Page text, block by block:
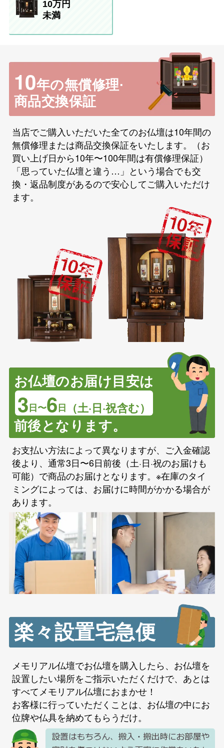
10万円
未満
10年の無償修理·
商品交換保証
当店でご購入いただいた全てのお仏壇は10年間の
無償修理または商品交換保証をいたします。（お
買い上げ日から10年〜100年間は有償修理保証）
「思っていた仏壇と違う…」という場合でも交
換・返品制度があるので安心してご購入いただけ
ます。
お仏壇のお届け目安は
3日〜6日 （土·日·祝含む）
前後となります。
お支払い方法によって異なりますが、ご入金確認
後より、通常3日〜6日前後（土·日·祝のお届けも
可能）で商品のお届けとなります。※在庫のタイ
ミングによっては、お届けに時間がかかる場合が
あります。
楽々設置宅急便
メモリアル仏壇でお仏壇を購入したら、お仏壇を
設置したい場所をご指示いただくだけで、あとは
すべてメモリアル仏壇におまかせ！
お客様に行っていただくことは、お仏壇の中にお
位牌や仏具を納めてもらうだけ。